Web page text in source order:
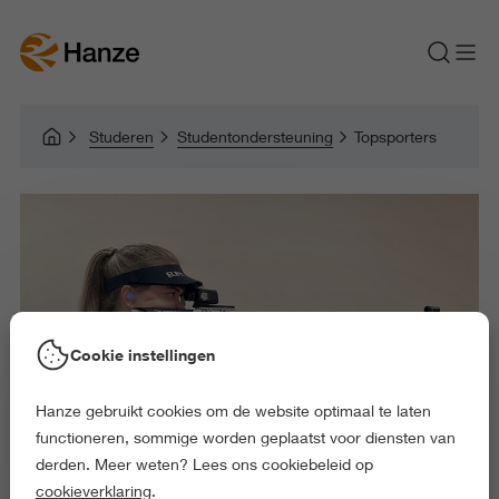
Studeren Studentondersteuning Topsporters
Cookie instellingen
Hanze gebruikt cookies om de website optimaal te laten
functioneren, sommige worden geplaatst voor diensten van
derden. Meer weten? Lees ons cookiebeleid op
cookieverklaring.